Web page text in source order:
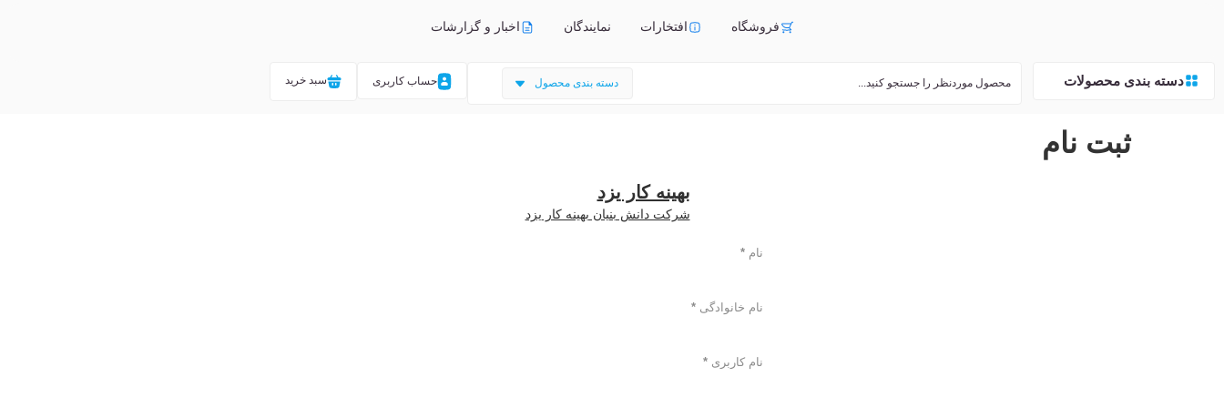
فروشگاه افتخارات نمایندگان اخبار و گزارشات
دسته بندی محصولات حساب کاربری سبد خرید
ثبت نام
بهینه کار یزد
شرکت دانش بنیان بهینه کار یزد
نام *
نام خانوادگی *
نام کاربری *